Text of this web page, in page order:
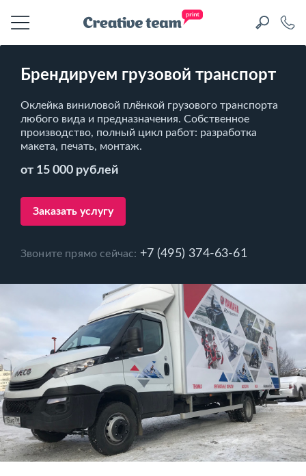
Брендируем грузовой транспорт
Оклейка виниловой плёнкой грузового транспорта
любого вида и предназначения. Собственное
производство, полный цикл работ: разработка
макета, печать, монтаж.
от 15 000 рублей
Заказать услугу
Звоните прямо сейчас: +7 (495) 374-63-61